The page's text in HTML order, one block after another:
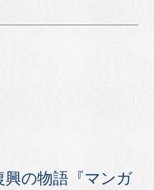
の物語『マンガ